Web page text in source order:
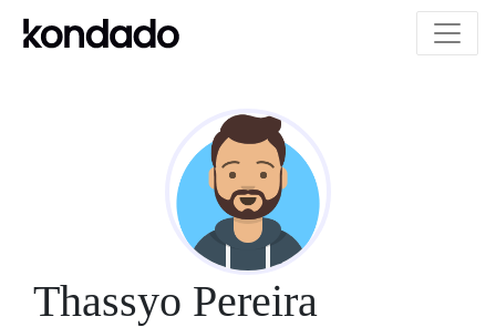
Thassyo Pereira